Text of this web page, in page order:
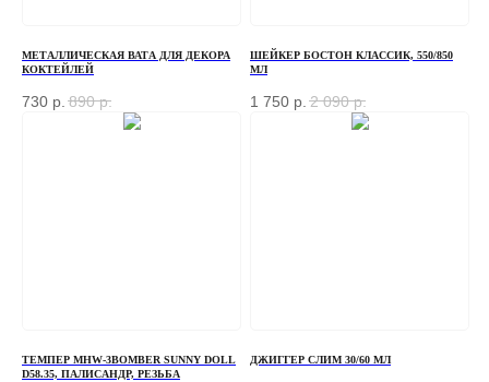
МЕТАЛЛИЧЕСКАЯ ВАТА ДЛЯ ДЕКОРА
КОКТЕЙЛЕЙ
730 р. 890 р.
ШЕЙКЕР БОСТОН КЛАССИК, 550/850
МЛ
1 750 р. 2 090 р.
ТЕМПЕР MHW-3BOMBER SUNNY DOLL
D58.35, ПАЛИСАНДР, РЕЗЬБА
ДЖИГГЕР СЛИМ 30/60 МЛ